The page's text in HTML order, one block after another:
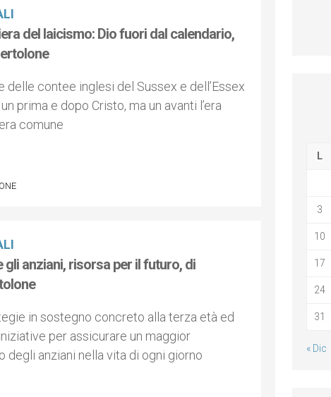
del laicismo: Dio fuori dal calendario,
delle contee inglesi del Sussex e dell’Essex
prima e dopo Cristo, ma un avanti l’era
comune
gli anziani, risorsa per il futuro, di
in sostegno concreto alla terza età ed
per assicurare un maggior
degli anziani nella vita di ogni giorno
L
3
10
17
24
31
« Dic